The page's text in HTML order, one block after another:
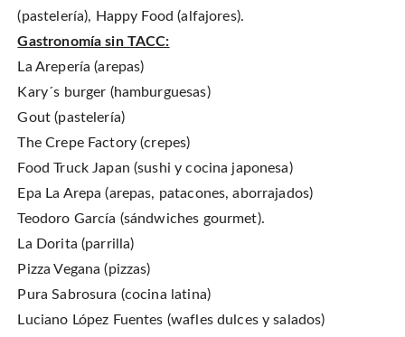
(pastelería), Happy Food (alfajores).
Gastronomía sin TACC:
La Arepería (arepas)
Kary´s burger (hamburguesas)
Gout (pastelería)
The Crepe Factory (crepes)
Food Truck Japan (sushi y cocina japonesa)
Epa La Arepa (arepas, patacones, aborrajados)
Teodoro García (sándwiches gourmet).
La Dorita (parrilla)
Pizza Vegana (pizzas)
Pura Sabrosura (cocina latina)
Luciano López Fuentes (wafles dulces y salados)